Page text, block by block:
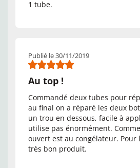
1 tube.
Publié le 30/11/2019
Au top !
Commandé deux tubes pour
au final on a réparé les deux
un trou en dessous, facile à
utilise pas énormément.
ouvert est au congélateur. Pour
très bon produit.